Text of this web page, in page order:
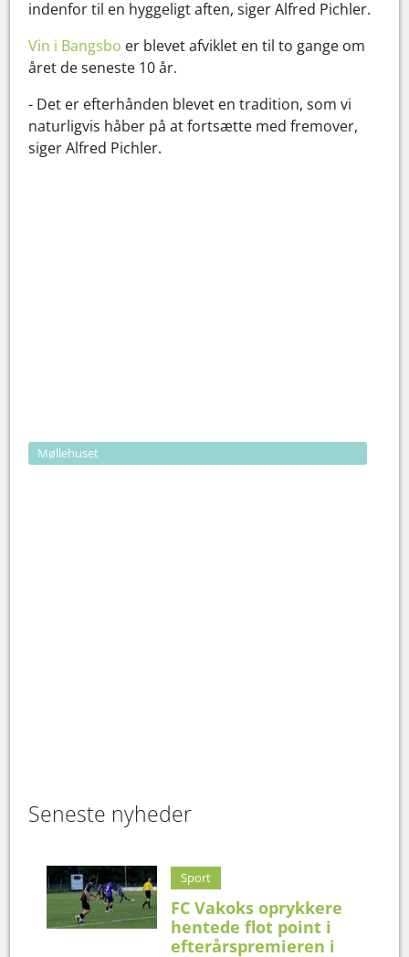
indenfor til en hyggeligt aften, siger Alfred Pichler.
Vin i Bangsbo er blevet afviklet en til to gange om
året de seneste 10 år.
- Det er efterhånden blevet en tradition, som vi
naturligvis håber på at fortsætte med fremover,
siger Alfred Pichler.
Møllehuset
Seneste nyheder
Sport
FC Vakoks oprykkere
hentede flot point i
efterårspremieren i